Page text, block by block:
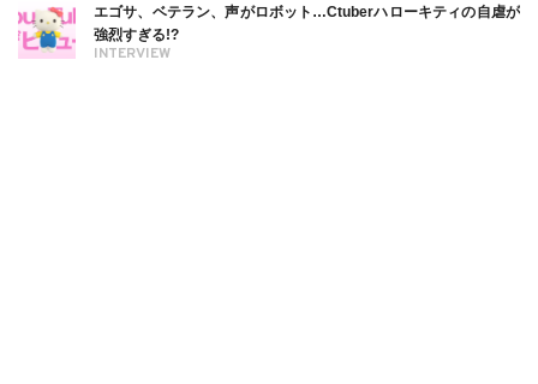
INTERVIEW
エゴサ、ベテラン、声がロボット…Ctuberハローキティの自虐が
強烈すぎる!?